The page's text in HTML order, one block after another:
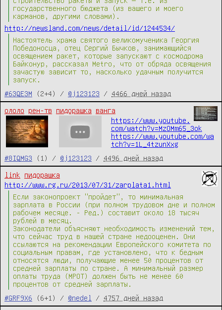
государственного бюджета (из вашего и моего
карманов, другими словами).
http://newsland.com/news/detail/id/1244534/
Настоятель храма святого великомученика Георгия
Победоносца, отец Сергий Бычков, занимающийся
освящением ракет, которые запускают с космодрома
Байконур, рассказал Metro, что от обряда освящения
зачастую зависит то, насколько удачным получится
запуск.
#63QE3M
(2+4) / @j123123 / 4466 дней назад
ололо рен-тв пидорашка
ванга
https://www.youtube.
com/watch?v=MzOMm65_3ok
https://www.youtube.com/wa
tch?v=1L_4tzunXxg
#8IQMG3
(1) / @j123123 / 4496 дней назад
link
пидорашка
http://www.rg.ru/2013/07/31/zarplata1.html
Если законопроект "пройдет", то минимальная
зарплата в России (при полном трудовом дне и полном
рабочем месяце. - Ред.) составит около 18 тысяч
рублей в месяц.
Законодатели объясняют необходимость изменений тем,
что сейчас труд в нашей стране недооценен. Они
ссылаются на рекомендации Европейского комитета по
социальным правам, где установлено, что к бедным
относятся люди, получающие менее 50 процентов от
средней зарплаты по стране. А минимальный размер
оплаты труда (МРОТ) должен быть не менее 60
процентов от средней зарплаты.
#GRF9X6
(6+1) / @nedel / 4757 дней назад